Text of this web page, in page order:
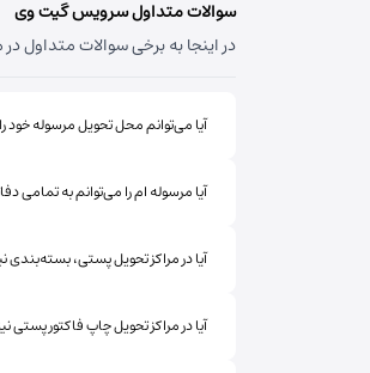
سوالات متداول سرویس گیت وی
در اینجا به برخی سوالات متداول
آیا می‌توانم محل تحویل مرسوله خود
آیا مرسوله ام را می‌توانم به
آیا در مراکز تحویل پستی، بسته‌بندی
آیا در مراکز تحویل چاپ فاکتور پستی